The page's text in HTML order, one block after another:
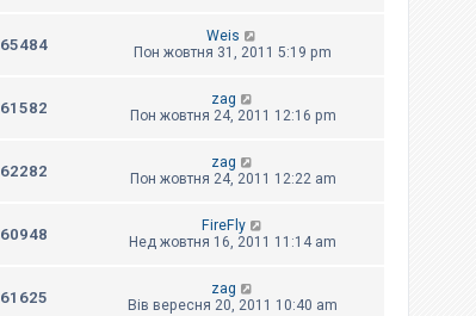
65484
Weis
Пон жовтня 31, 2011 5:19 pm
61582
zag
Пон жовтня 24, 2011 12:16 pm
62282
zag
Пон жовтня 24, 2011 12:22 am
60948
FireFly
Нед жовтня 16, 2011 11:14 am
61625
zag
Вів вересня 20, 2011 10:40 am